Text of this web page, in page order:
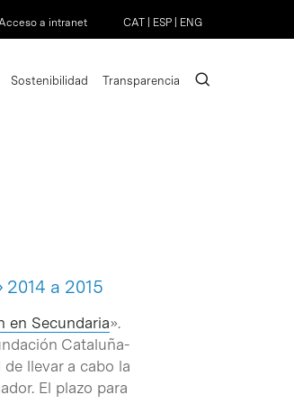
Acceso a intranet CAT ESP ENG
Sostenibilidad Transparencia search
a 2015
en Secundaria».
Cataluña-
llevar a cabo la
El plazo para